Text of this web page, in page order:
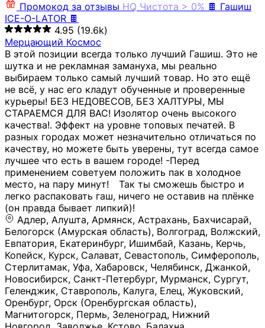
Промокод за отзывы HQ Чистота > 0% 🍫 Гашиш
ICE-O-LATOR 🍫
4.95 (19.6k)
Мерцающий Космос
В этой позиции всегда только лучший Гашиш. Это не
шутка и не рекламная замануха, мы реально
выбираем только самый лучший товар. Но это ещё
не всё, у нас его кладут обученные и проверенные
курьеры! БЕЗ НЕДОВЕСОВ, БЕЗ ХАЛТУРЫ, МЫ
СТАРАЕМСЯ ДЛЯ ВАС! Изолятор очень высокого
качества!. Эффект на уровне топовых печатей. В
разных городах может незначительно отличаться по
качеству, но можете быть уверены, тут всегда самое
лучшее что есть в вашем городе! -Перед
применением советуем положить пак в холодное
место, на пару минут!⠀ Так ты сможешь быстро и
легко распаковать гаш, ничего не оставив на плёнке
(он правда бывает липкий)!
Адлер, Алушта, Армянск, Астрахань, Бахчисарай,
Белогорск (Амурская область), Волгоград, Волжский,
Евпатория, Екатеринбург, Ишимбай, Казань, Керчь,
Копейск, Курск, Салават, Севастополь, Симферополь,
Стерлитамак, Уфа, Хабаровск, Челябинск, Джанкой,
Новосибирск, Санкт-Петербург, Мурманск, Сургут,
Геленджик, Ставрополь, Калуга, Елец, Жуковский,
Оренбург, Орск (Оренбургская область),
Магнитогорск, Пермь, Зеленоград, Нижний